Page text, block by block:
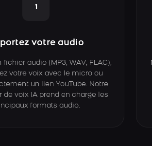
1
votre audio
fichier audio (MP3, WAV, FLAC),
votre voix avec le micro ou
un lien YouTube. Notre
de voix IA prend en charge les
formats audio.